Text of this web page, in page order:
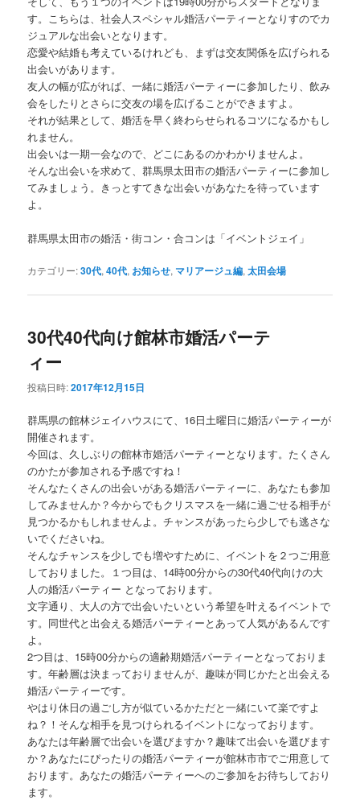
す。こちらは、社会人スペシャル婚活パーティーとなりすのでカ
ジュアルな出会いとなります。
恋愛や結婚も考えているけれども、まずは交友関係を広げられる
出会いがあります。
友人の幅が広がれば、一緒に婚活パーティーに参加したり、飲み
会をしたりとさらに交友の場を広げることができますよ。
それが結果として、婚活を早く終わらせられるコツになるかもし
れません。
出会いは一期一会なので、どこにあるのかわかりませんよ。
そんな出会いを求めて、群馬県太田市の婚活パーティーに参加し
てみましょう。きっとすてきな出会いがあなたを待っています
よ。
群馬県太田市の婚活・街コン・合コンは「イベントジェイ」
カテゴリー:30代,40代, お知らせ, マリアージュ編,太田会場
30代40代向け館林市婚活パーテ
ィー
投稿日時:2017年12月15日
群馬県の館林ジェイハウスにて、16日土曜日に婚活パーティーが
開催されます。
今回は、久しぶりの館林市婚活パーティーとなります。たくさん
のかたが参加される予感ですね！
そんなたくさんの出会いがある婚活パーティーに、あなたも参加
してみませんか？今からでもクリスマスを一緒に過ごせる相手が
見つかるかもしれませんよ。チャンスがあったら少しでも逃さな
いでくださいね。
そんなチャンスを少しでも増やすために、イベントを２つご用意
しておりました。１つ目は、14時00分からの30代40代向けの大
人の婚活パーティー となっております。
文字通り、大人の方で出会いたいという希望を叶えるイベントで
す。同世代と出会える婚活パーティーとあって人気があるんです
よ。
2つ目は、15時00分からの適齢期婚活パーティーとなっておりま
す。年齢層は決まっておりませんが、趣味が同じかたと出会える
婚活パーティーです。
やはり休日の過ごし方が似ているかただと一緒にいて楽ですよ
ね？！そんな相手を見つけられるイベントになっております。
あなたは年齢層で出会いを選びますか？趣味て出会いを選びます
か？あなたにぴったりの婚活パーティーが館林市市でご用意して
おります。あなたの婚活パーティーへのご参加をお待ちしており
ます。